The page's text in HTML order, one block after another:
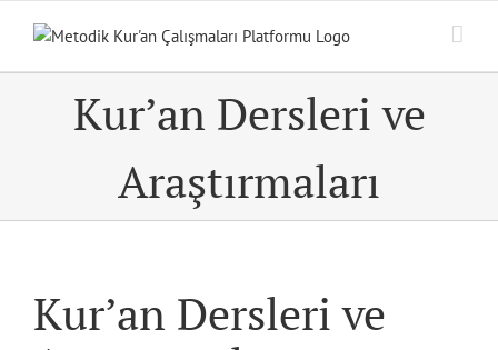
Kur’an Dersleri ve
Araştırmaları
Kur’an Dersleri ve